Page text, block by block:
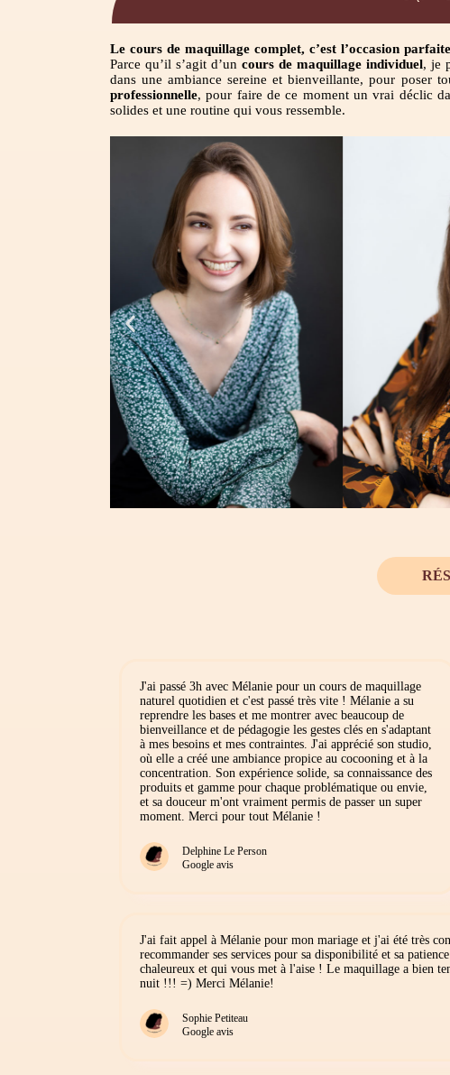
Le cours de maquillage complet, c’est l’occasion
Parce qu’il s’agit d’un cours de maquillage individuel, je
dans une ambiance sereine et bienveillante, pour poser
professionnelle, pour faire de ce moment un vrai déclic
solides et une routine qui vous ressemble.
J'ai passé 3h avec Mélanie pour un cours de maquillage
naturel quotidien et c'est passé très vite ! Mélanie a su
reprendre les bases et me montrer avec beaucoup de
bienveillance et de pédagogie les gestes clés en s'adaptant
à mes besoins et mes contraintes. J'ai apprécié son studio,
où elle a créé une ambiance propice au cocooning et à la
concentration. Son expérience solide, sa connaissance des
produits et gamme pour chaque problématique ou envie,
et sa douceur m'ont vraiment permis de passer un super
moment. Merci pour tout Mélanie !
Delphine Le Person
Google avis
J'ai fait appel à Mélanie pour mon mariage et j'ai été très
recommander ses services pour sa disponibilité et sa
chaleureux et qui vous met à l'aise ! Le maquillage a bien
nuit !!! =) Merci Mélanie!
Sophie Petiteau
Google avis